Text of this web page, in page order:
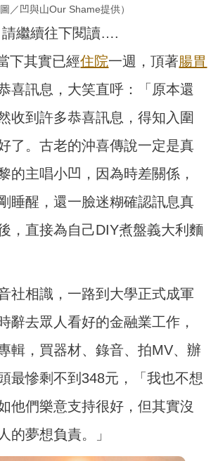
／凹與山Our Shame提供）
請繼續往下閱讀….
下其實已經住院一週，頂著腸胃
喜訊息，大笑直呼：「原本還
收到許多恭喜訊息，得知入圍
了。古老的沖喜傳說一定是真
的主唱小凹，因為時差關係，
睡醒，還一臉迷糊確認訊息真
，直接為自己DIY煮盤義大利麵
社相識，一路到大學正式成軍
辭去眾人看好的金融業工作，
輯，買器材、錄音、拍MV、辦
最慘剩不到348元，「我也不想
他們樂意支持很好，但其實沒
的夢想負責。」